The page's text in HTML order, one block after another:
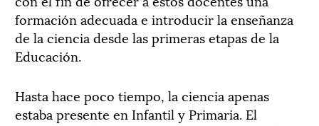
formación adecuada e introducir la enseñanza
de la ciencia desde las primeras etapas de la
Educación.
Hasta hace poco tiempo, la ciencia apenas
estaba presente en Infantil y Primaria. El